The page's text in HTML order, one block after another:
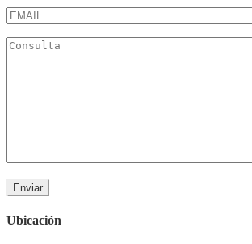
Ubicación